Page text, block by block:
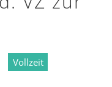
Vollzeit